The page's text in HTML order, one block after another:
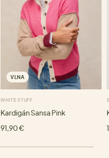
VLNA
WHITE STUFF
Kardigán Sansa Pink
91,90 €